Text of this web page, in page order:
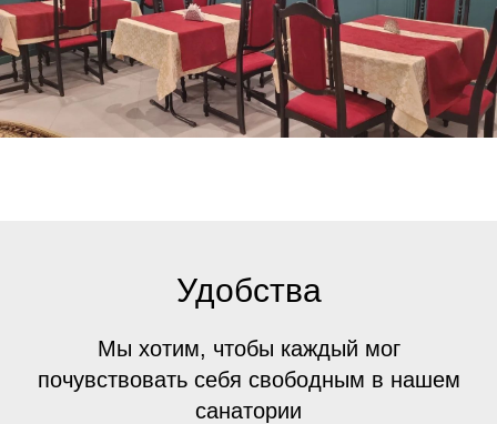
Удобства
Мы хотим, чтобы каждый мог
почувствовать себя свободным в нашем
санатории